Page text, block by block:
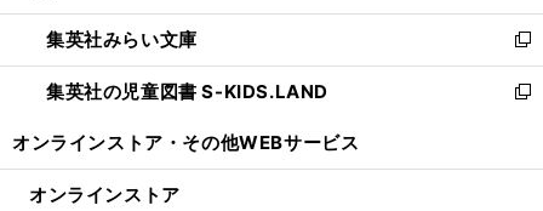
開
く
ウ
で
開
く
ン
ド
ウ
で
ウ
ィ
ン
ド
開
集英社みらい文庫
新
し
い
ン
集英社の児童図書 S-KIDS.LAND
新
ウ
オンラインストア・ その他WEBサービス
オンラインストア